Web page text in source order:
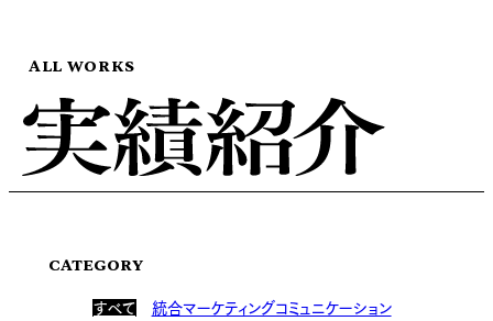
ALL WORKS
CATEGORY
すべて
統合マーケティングコミュニケーション